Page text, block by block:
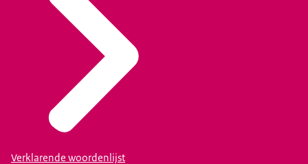
Verklarende woordenlijst